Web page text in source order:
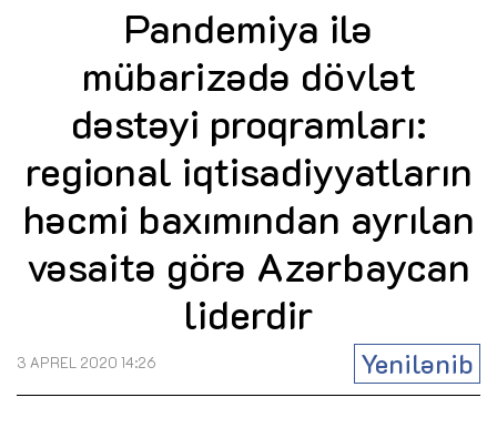
Pandemiya ilə
mübarizədə dövlət
dəstəyi proqramları:
regional iqtisadiyyatların
həcmi baxımından ayrılan
vəsaitə görə Azərbaycan
liderdir
Yenilənib
3 APREL 2020 14:26